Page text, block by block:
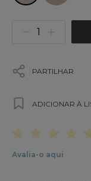
PARTILHAR
ADICIONAR À
Avalia-o aqui